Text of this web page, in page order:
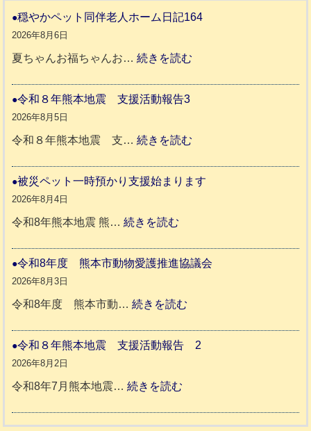
穏やかペット同伴老人ホーム日記164
2026年8月6日
夏ちゃんお福ちゃんお…続きを読む
ト
人
ホ
日
記
令和８年熊本地震 支援活動報告3
2026年8月5日
令和８年熊本地震 支…続きを読む
和
本
支
報
被災ペット一時預かり支援始まります
2026年8月4日
令和8年熊本地震 熊…続きを読む
災
ッ
一
り
令和8年度 熊本市動物愛護推進協議会
2026年8月3日
令和8年度 熊本市動…続きを読む
和
令和８年熊本地震 支援活動報告 2
2026年8月2日
令和8年7月熊本地震…続きを読む
和